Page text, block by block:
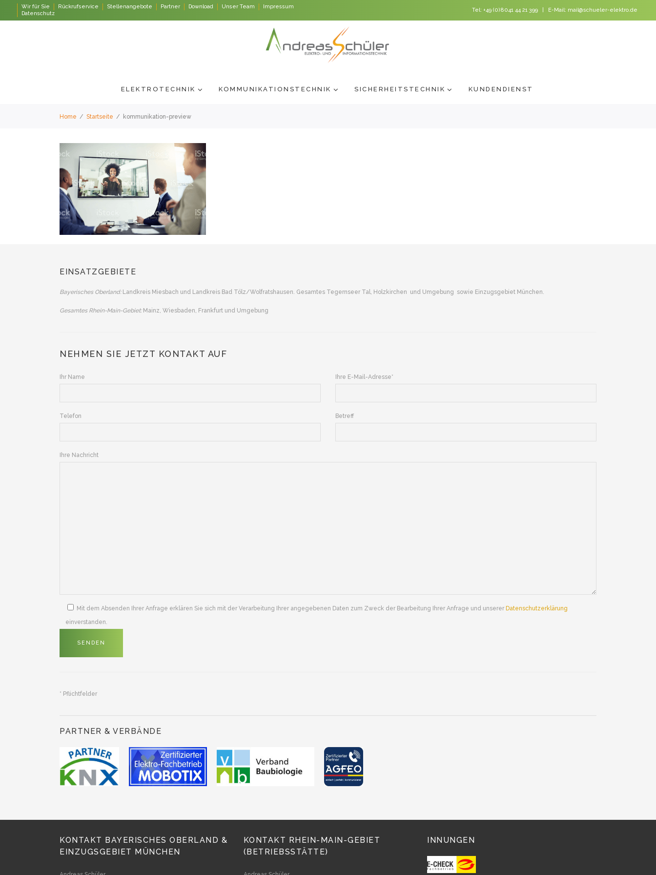
Wir für Sie Rückrufservice Stellenangebote Partner Download Unser Team
Impressum
Datenschutz
Tel: +49 (0)8041 44 21 399 | E-Mail: mail@schueler-elektro.de
ELEKTROTECHNIK KOMMUNIKATIONSTECHNIK SICHERHEITSTECHNIK KUNDENDIENST
Home / Startseite / kommunikation-preview
EINSATZGEBIETE
Bayerisches Oberland: Landkreis Miesbach und Landkreis Bad Tölz/Wolfratshausen. Gesamtes Tegernseer Tal, Holzkirchen und Umgebung sowie Einzugsgebiet München.
Gesamtes Rhein-Main-Gebiet:Mainz, Wiesbaden, Frankfurt und Umgebung
NEHMEN SIE JETZT KONTAKT AUF
Ihr Name Ihre E-Mail-Adresse*
Telefon Betreff
Ihre Nachricht
Mit dem Absenden Ihrer Anfrage erklären Sie sich mit der Verarbeitung Ihrer angegebenen Daten zum Zweck der Bearbeitung Ihrer Anfrage und unserer Datenschutzerklärung
einverstanden.
* Pflichtfelder
PARTNER & VERBÄNDE
KONTAKT BAYERISCHES OBERLAND &
EINZUGSGEBIET MÜNCHEN
KONTAKT RHEIN-MAIN-GEBIET
(BETRIEBSSTÄTTE)
INNUNGEN